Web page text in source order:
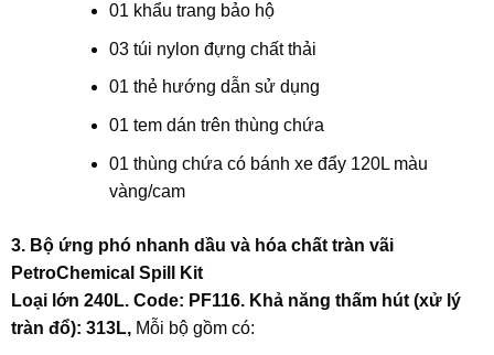
01 khẩu trang bảo hộ
03 túi nylon đựng chất thải
01 thẻ hướng dẫn sử dụng
01 tem dán trên thùng chứa
01 thùng chứa có bánh xe đẩy 120L màu
vàng/cam
3. Bộ ứng phó nhanh dầu và hóa chất tràn vãi
PetroChemical Spill Kit
Loại lớn 240L. Code: PF116. Khả năng thấm hút (xử lý
tràn đổ): 313L, Mỗi bộ gồm có: